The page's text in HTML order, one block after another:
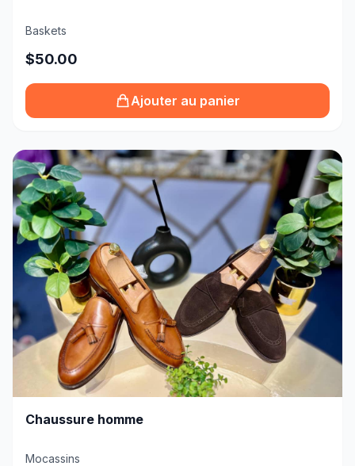
Baskets
$50.00
Ajouter au panier
Chaussure homme
Mocassins